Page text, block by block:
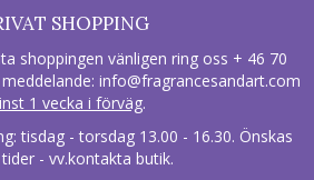
SHOPPING
shoppingen vänligen ring oss + 46 70
info@fragrancesandart.com
1 vecka i förväg.
tisdag - torsdag 13.00 - 16.30. Önskas
- vv.kontakta butik.